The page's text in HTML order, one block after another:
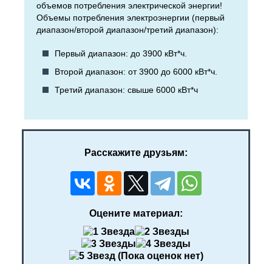
объемов потребления электрической энергии!
Объемы потребления электроэнергии (первый
диапазон/второй диапазон/третий диапазон):
Первый диапазон: до 3900 кВт*ч.
Второй диапазон: от 3900 до 6000 кВт*ч.
Третий диапазон: свыше 6000 кВт*ч
Расскажите друзьям:
Оцените материал:
(Пока оценок нет)